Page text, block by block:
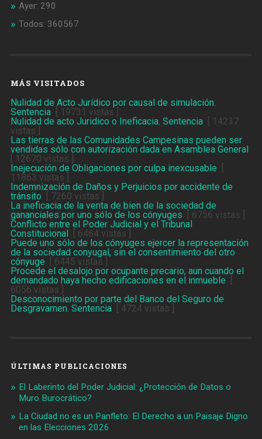
Ayer: 290
Todos: 360567
MÁS VISITADOS
Nulidad de Acto Jurídico por causal de simulación.
Sentencia[ 19731 vistas ]
Nulidad de acto Juridico o Ineficacia. Sentencia[ 14237
vistas ]
Las tierras de las Comunidades Campesinas pueden ser
vendidas sólo con autorización dada en Asamblea General
[ 12670 vistas ]
Inejecución de Obligaciones por culpa inexcusable
11863 vistas ]
Indemnización de Daños y Perjuicios por accidente de
tránsito [ 7260 vistas ]
La ineficacia de la venta de bien de la sociedad de
gananciales por uno sólo de los cónyuges [ 6756 vistas ]
Conflicto entre el Poder Judicial y el Tribunal
Constitucional
[ 6464 vistas ]
Puede uno sólo de los cónyuges ejercer la representación
de la sociedad conyugal, sin el consentimiento del otro
cónyuge [ 6445 vistas ]
Procede el desalojo por ocupante precario, aun cuando el
demandado haya hecho edificaciones en el inmueble
6056 vistas ]
Desconocimiento por parte del Banco del Seguro de
Desgravamen. Sentencia[ 4724 vistas ]
ÚLTIMAS PUBLICACIONES
El Laberinto del Poder Judicial: ¿Protección de Datos o
Muro Burocrático?
La Ciudad no es un Panfleto: El Derecho a un Paisaje Digno
en las Elecciones 2026